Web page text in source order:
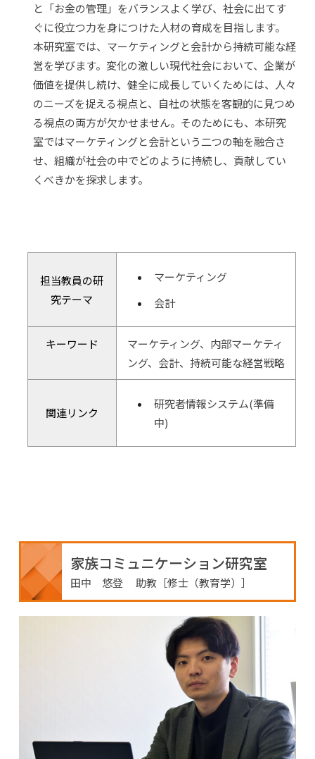
と「お金の管理」をバランスよく学び、社会に出てす
ぐに役立つ力を身につけた人材の育成を目指します。
本研究室では、マーケティングと会計から持続可能な経
営を学びます。変化の激しい現代社会において、企業が
価値を提供し続け、健全に成長していくためには、人々
のニーズを捉える視点と、自社の状態を客観的に見つめ
る視点の両方が欠かせません。そのためにも、本研究
室ではマーケティングと会計という二つの軸を融合さ
せ、組織が社会の中でどのように持続し、貢献してい
くべきかを探求します。
担当教員の研
究テーマ
マーケティング
会計
キーワード
マーケティング、内部マーケティ
ング、会計、持続可能な経営戦略
関連リンク
研究者情報システム(準備
中)
家族コミュニケーション研究室
田中 悠登 助教［修士（教育学）］